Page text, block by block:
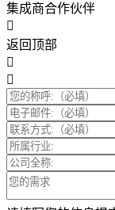
集成商合作伙伴
返回顶部